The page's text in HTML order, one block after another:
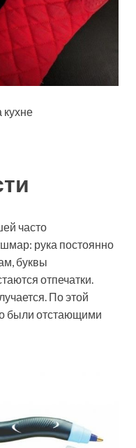
часто
рука постоянно
буквы
отпечатки.
По этой
были отстающими